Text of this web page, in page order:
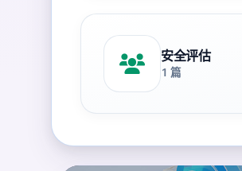
安全评估
1 篇